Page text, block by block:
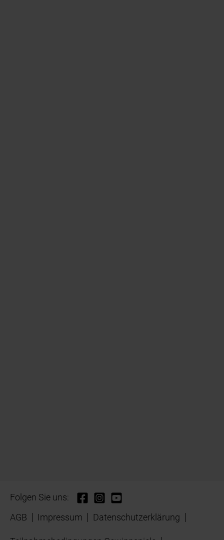
Folgen Sie uns:
AGB
Impressum Datenschutzerklärung